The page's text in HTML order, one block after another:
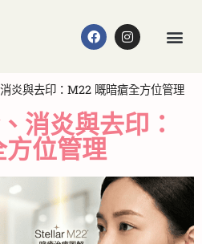
炎與去印：M22 嘅暗瘡全方位管理
消炎與去印：
位管理